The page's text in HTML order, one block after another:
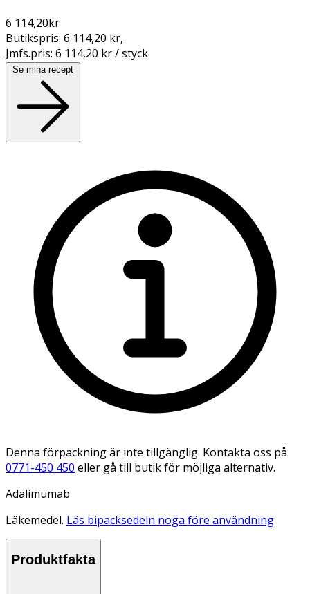
6 114,20kr
Butikspris: 6 114,20 kr,
Jmfs.pris: 6 114,20 kr / styck
Se mina recept
Denna förpackning är inte tillgänglig. Kontakta oss på
0771-450 450 eller gå till butik för möjliga alternativ.
Adalimumab
Läkemedel. Läs bipacksedeln noga före användning
Produktfakta